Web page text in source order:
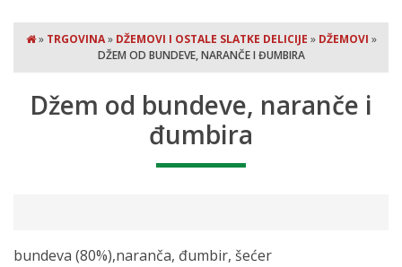
» TRGOVINA» DŽEMOVI I OSTALE SLATKE DELICIJE » DŽEMOVI »
DŽEM OD BUNDEVE, NARANČE I ĐUMBIRA
Džem od bundeve, naranče i
đumbira
bundeva (80%),naranča, đumbir, šećer